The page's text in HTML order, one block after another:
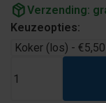
package_2Verzending:
Keuzeopties: